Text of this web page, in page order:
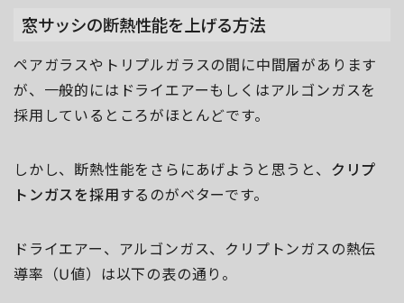
窓サッシの断熱性能を上げる方法
ペアガラスやトリプルガラスの間に中間層があります
が、一般的にはドライエアーもしくはアルゴンガスを
採用しているところがほとんどです。
しかし、断熱性能をさらにあげようと思うと、 クリプ
トンガスを採用するのがベターです。
ドライエアー、アルゴンガス、クリプトンガスの熱伝
導率（U値）は以下の表の通り。